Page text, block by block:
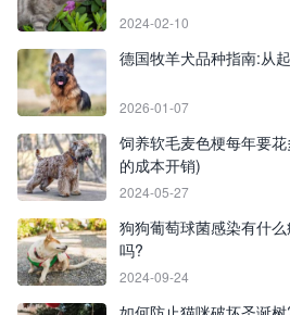
2024-02-10
德国牧羊犬品种指南:从
2026-01-07
饲养软毛麦色梗每年要
的成本开销)
2024-05-27
狗狗葡萄球菌感染有什
吗?
2024-09-24